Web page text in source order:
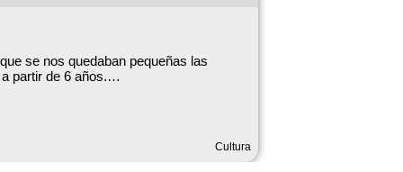
se nos quedaban pequeñas las
partir de 6 años.
Cultura